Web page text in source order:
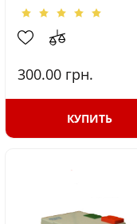
300.00 грн.
КУПИТЬ